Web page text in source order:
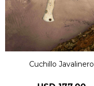
Cuchillo Javalinero